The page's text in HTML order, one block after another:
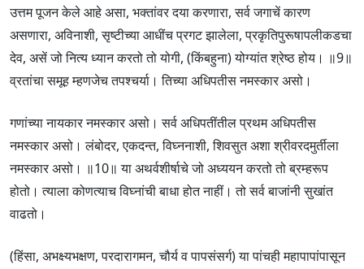
उत्तम पूजन केले आहे असा, भक्तांवर दया करणारा, सर्व जगाचें कारण
असणारा, अविनाशी, सृष्टीच्या आधींच प्रगट झालेला, प्रकृतिपुरूषापलीकडचा
देव, असें जो नित्य ध्यान करतो तो योगी, (किंबहुना) योग्यांत श्रेष्ठ होय। ॥9॥
व्रतांचा समूह म्हणजेच तपश्चर्या। तिच्या अधिपतीस नमस्कार असो।
गणांच्या नायकार नमस्कार असो। सर्व अधिपतींतील प्रथम अधिपतीस
नमस्कार असो। लंबोदर, एकदन्त, विघ्ननाशी, शिवसुत अशा श्रीवरदमुर्तीला
नमस्कार असो। ॥10॥ या अथर्वशीर्षाचे जो अध्ययन करतो तो ब्रम्हरूप
होतो। त्याला कोणत्याच विघ्नांची बाधा होत नाहीं। तो सर्व बाजांनी सुखांत
वाढतो।
(हिंसा, अभक्ष्यभक्षण, परदारागमन, चौर्य व पापसंसर्ग) या पांचही महापापांपासून